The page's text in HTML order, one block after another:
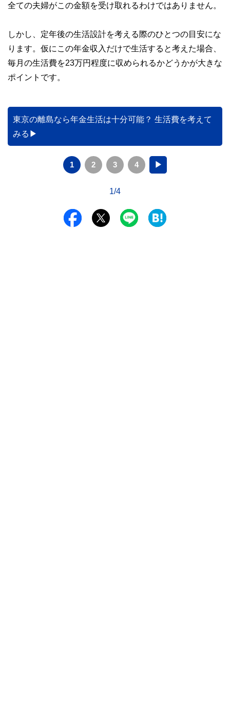
全ての夫婦がこの金額を受け取れるわけではありません。
しかし、定年後の生活設計を考える際のひとつの目安にな
ります。仮にこの年金収入だけで生活すると考えた場合、
毎月の生活費を23万円程度に収められるかどうかが大きな
ポイントです。
東京の離島なら年金生活は十分可能？ 生活費を考えて
みる
1 2 3 4 ▶
1/4